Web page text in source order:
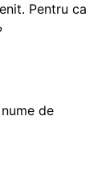
Pentru ca
de